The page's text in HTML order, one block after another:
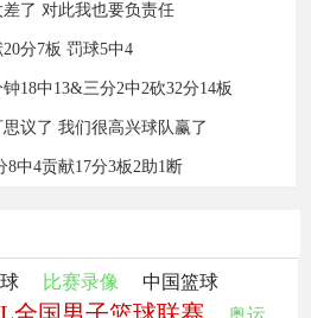
了 对此我也要负责任
分7板 罚球5中4
18中13&三分2中2砍32分14板
议了 我们很高兴球队赢了
中4贡献17分3板2助1断
比赛录像
中国篮球